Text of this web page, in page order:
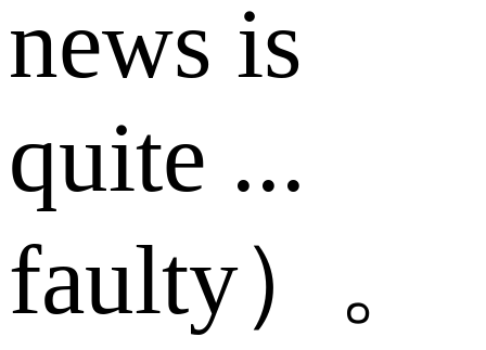
news is
quite ...
faulty）。